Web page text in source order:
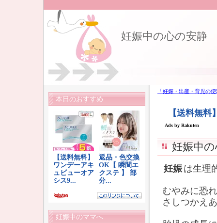
妊娠中の心の安静
「妊娠・出産・育児の
妊娠中
妊娠 は生理
むやみに恐
さしつかえ
本日のおすすめ
妊娠中のママへ